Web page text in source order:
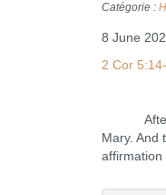
Catégorie :
8 June
2 Cor
After the
Mary. And
affirmation